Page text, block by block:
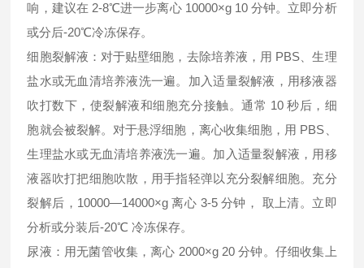
响，建议在 2-8℃进一步离心 10000×g 10 分钟。立即分析
或分后-20℃冷冻保存。
细胞裂解液：对于贴壁细胞，去除培养液，用 PBS、生理
盐水或无血清培养液洗一遍。加入适量裂解液，用移液器
吹打数下，使裂解液和细胞充分接触。通常 10 秒后，细
胞就会被裂解。对于悬浮细胞，离心收集细胞，用 PBS、
生理盐水或无血清培养液洗一遍。加入适量裂解液，用移
液器吹打把细胞吹散，用手指轻弹以充分裂解细胞。充分
裂解后，10000—14000×g 离心 3-5 分钟， 取上清。立即
分析或分装后-20℃ 冷冻保存。
尿液：用无菌管收集，离心 2000×g 20 分钟。仔细收集上